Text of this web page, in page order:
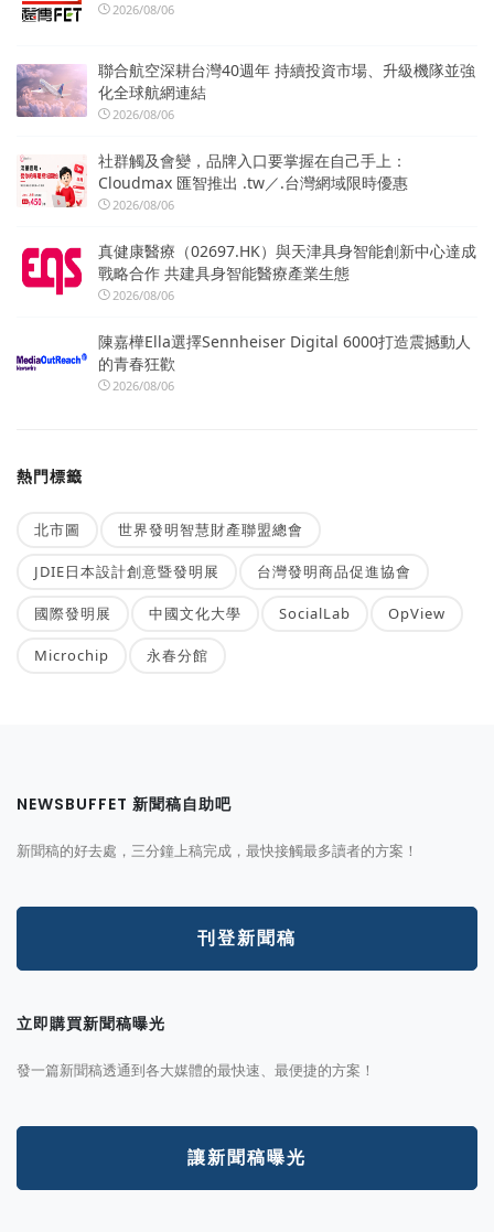
2026/08/06
聯合航空深耕台灣40週年 持續投資市場、升級機隊並強
化全球航網連結
2026/08/06
社群觸及會變，品牌入口要掌握在自己手上：
Cloudmax 匯智推出 .tw／.台灣網域限時優惠
2026/08/06
真健康醫療（02697.HK）與天津具身智能創新中心達成
戰略合作 共建具身智能醫療產業生態
2026/08/06
陳嘉樺Ella選擇Sennheiser Digital 6000打造震撼動人
的青春狂歡
2026/08/06
熱門標籤
北市圖 世界發明智慧財產聯盟總會
JDIE日本設計創意暨發明展 台灣發明商品促進協會
國際發明展 中國文化大學 SocialLab OpView
Microchip 永春分館
NEWSBUFFET 新聞稿自助吧
新聞稿的好去處，三分鐘上稿完成，最快接觸最多讀者的方案！
刊登新聞稿
立即購買新聞稿曝光
發一篇新聞稿透通到各大媒體的最快速、最便捷的方案！
讓新聞稿曝光